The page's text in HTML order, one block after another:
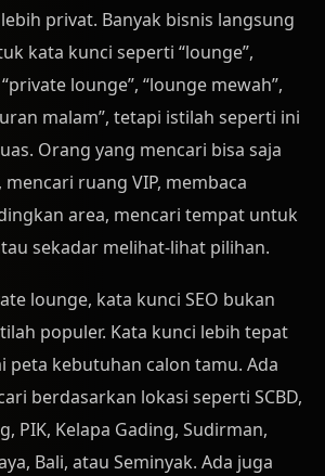
privat. Banyak bisnis langsung
kata kunci seperti “lounge”,
lounge”, “lounge mewah”,
malam”, tetapi istilah seperti ini
Orang yang mencari bisa saja
ruang VIP, membaca
area, mencari tempat untuk
sekadar melihat-lihat pilihan.
lounge, kata kunci SEO bukan
populer. Kata kunci lebih tepat
peta kebutuhan calon tamu. Ada
berdasarkan lokasi seperti SCBD,
PIK, Kelapa Gading, Sudirman,
Bali, atau Seminyak. Ada juga